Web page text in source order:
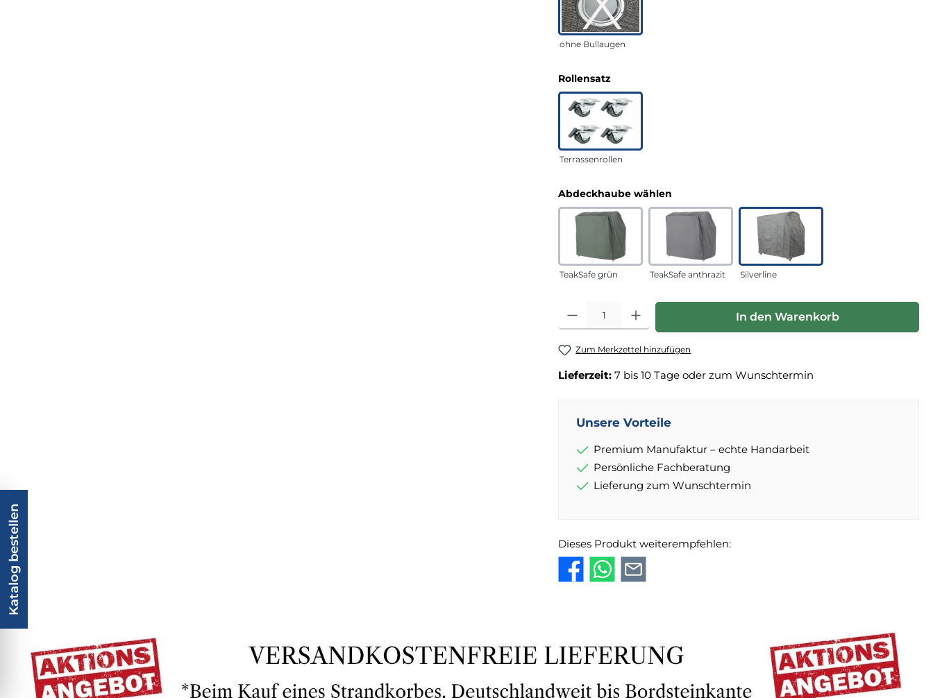
ohne Bullaugen
Rollensatzauswählen
Terrassenrollen
Abdeckhaube wählen
TeakSafe grün TeakSafe anthrazit Silverline
Produkt Anzahl: Gib den gewünschten Wert ein oder benutze die
In den Warenkorb
Zum Merkzettel hinzufügen
Lieferzeit: 7 bis 10 Tage oder zum Wunschtermin
Unsere Vorteile
Premium Manufaktur – echte Handarbeit
Persönliche Fachberatung
Lieferung zum Wunschtermin
Dieses Produkt weiterempfehlen:
Katalog bestellen